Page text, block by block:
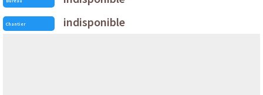
Chantier indisponible